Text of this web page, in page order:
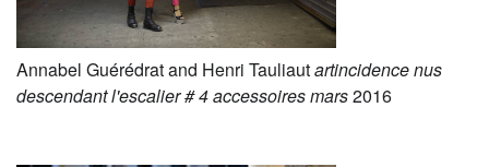
Annabel Guérédrat and Henri Tauliautartincidence nus
descendant l'escalier # 4 accessoires mars2016